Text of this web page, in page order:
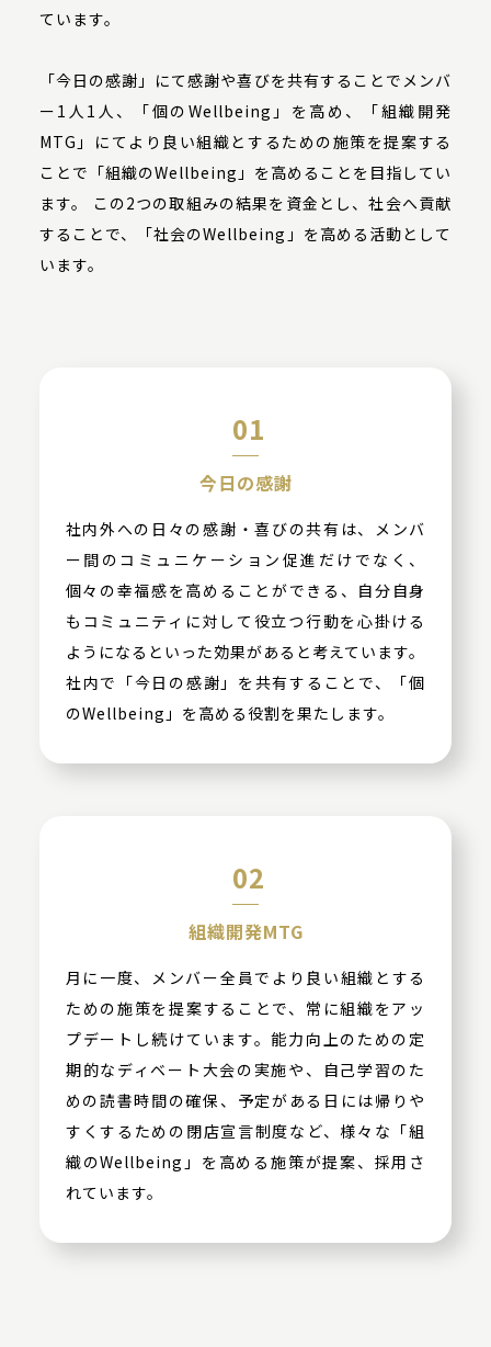
ています。
「今日の感謝」にて感謝や喜びを共有することでメンバ
ー1人1人、「個のWellbeing」を高め、「組織開発
MTG」にてより良い組織とするための施策を提案する
ことで「組織のWellbeing」を高めることを目指してい
ます。 この2つの取組みの結果を資金とし、社会へ貢献
することで、「社会のWellbeing」を高める活動として
います。
01
今日の感謝
社内外への日々の感謝・喜びの共有は、メンバ
ー間のコミュニケーション促進だけでなく、
個々の幸福感を高めることができる、自分自身
もコミュニティに対して役立つ行動を心掛ける
ようになるといった効果があると考えています。
社内で「今日の感謝」を共有することで、「個
のWellbeing」を高める役割を果たします。
02
組織開発MTG
月に一度、メンバー全員でより良い組織とする
ための施策を提案することで、常に組織をアッ
プデートし続けています。能力向上のための定
期的なディベート大会の実施や、自己学習のた
めの読書時間の確保、予定がある日には帰りや
すくするための閉店宣言制度など、様々な「組
織のWellbeing」を高める施策が提案、採用さ
れています。